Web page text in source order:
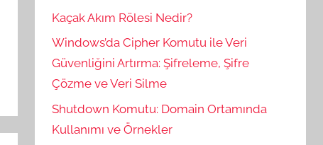
Kaçak Akım Rölesi Nedir?
Windows’da Cipher Komutu ile Veri
Güvenliğini Artırma: Şifreleme, Şifre
Çözme ve Veri Silme
Shutdown Komutu: Domain Ortamında
Kullanımı ve Örnekler